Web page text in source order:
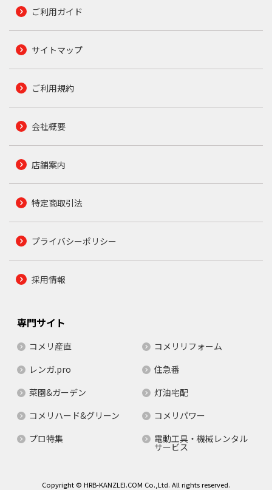
ご利用ガイド
サイトマップ
ご利用規約
会社概要
店舗案内
特定商取引法
プライバシーポリシー
採用情報
専門サイト
コメリ産直
コメリリフォーム
レンガ.pro
住急番
菜園&ガーデン
灯油宅配
コメリハード&グリーン
コメリパワー
プロ特集
電動工具・機械レンタル
サービス
Copyright © HRB-KANZLEI.COM Co.,Ltd. All rights reserved.